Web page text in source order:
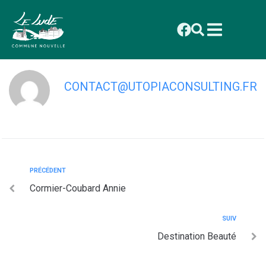
principal
Defosse Perrine
CONTACT@UTOPIACONSULTING.FR
PRÉCÉDENT
Cormier-Coubard Annie
SUIV
Destination Beauté